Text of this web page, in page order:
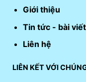
Giới thiệu
Tin tức - bài viết
Liên hệ
LIÊN KẾT